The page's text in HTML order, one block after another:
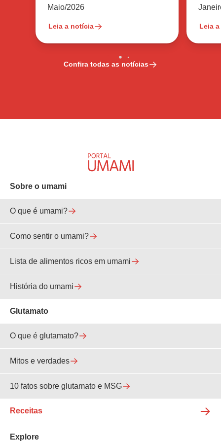
no ingrediente
Maio/2026
Leia a notícia Leia
Confira todas as notícias
Sobre o umami
O que é umami?
Como sentir o umami?
Lista de alimentos ricos em umami
História do umami
Glutamato
O que é glutamato?
Mitos e verdades
10 fatos sobre glutamato e MSG
Receitas
Explore